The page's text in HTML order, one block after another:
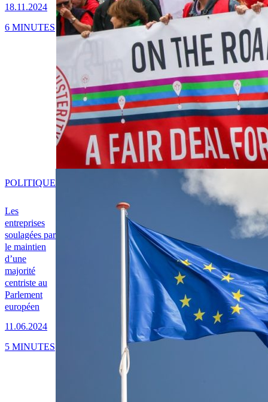
18.11.2024
6 MINUTES
Les
entreprises
soulagées par
le maintien
d’une
majorité
centriste au
Parlement
européen
11.06.2024
POLITIQUE
5 MINUTES